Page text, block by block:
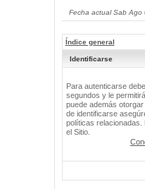
Fecha actual Sab Ago
Índice general
Identificarse
Para autenticarse
segundos y le
puede además
de identificarse
políticas relacionadas.
el Sitio.